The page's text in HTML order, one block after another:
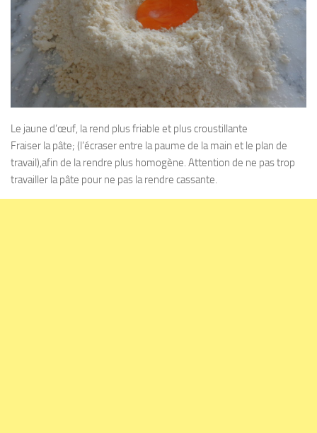
Le jaune d’œuf, la rend plus friable et plus croustillante
Fraiser la pâte; (l’écraser entre la paume de la main et le plan de
travail),afin de la rendre plus homogène. Attention de ne pas trop
travailler la pâte pour ne pas la rendre cassante.